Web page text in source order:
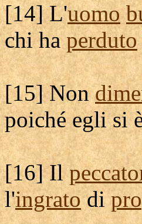
[14] L'uomo
chi haperduto
[15] Non
poiché egli si
[16] Il
l'ingratodi